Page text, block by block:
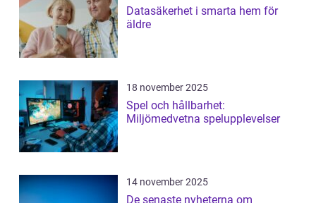
Datasäkerhet i smarta hem för
äldre
18 november 2025
Spel och hållbarhet:
Miljömedvetna spelupplevelser
14 november 2025
De senaste nyheterna om